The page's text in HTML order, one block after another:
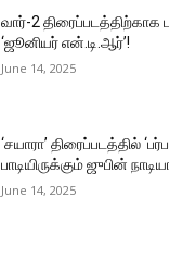
வார்-2 திரைப்படத்திற்காக
‘ஜூனியர் என்.டி.ஆர்’!
June 14, 2025
‘சயாரா’ திரைப்படத்தில்
பாடியிருக்கும் ஜுபின்
June 14, 2025